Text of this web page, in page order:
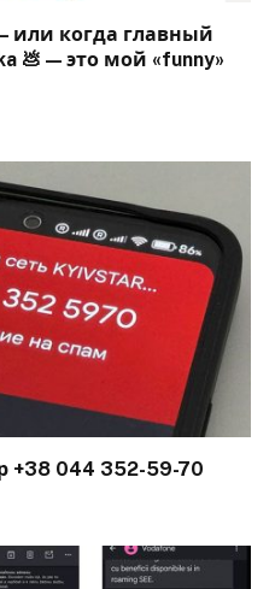
или когда главный
💩 — это мой «funny»
+38 044 352-59-70